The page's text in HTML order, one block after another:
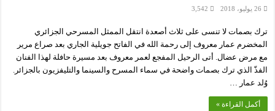
26 يوليو، 2018 3,542
ترك بصمات لا تنسى على ثلاث أصعدة انتقل الممثل المسرحي الجزائري
المخضرم عمار معروف إلى رحمة الله في الفاتح جويلية الجاري بعد صراع مرير
مع مرض عضال. أتى الرحيل المفجع لعمر معروف بعد مسيرة حافلة لهذا الفنان
الفذّ الذي ترك بصمات واضحة في سماء المسرح والسينما والتليفزيون بالجزائر.
وُلد عمار …
أكمل القراءة »